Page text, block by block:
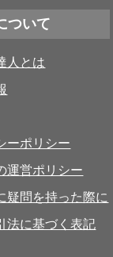
ついて
人とは
ーポリシー
運営ポリシー
疑問を持った際に
法に基づく表記